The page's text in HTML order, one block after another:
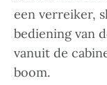
een verreiker,
bediening van
vanuit de
boom.